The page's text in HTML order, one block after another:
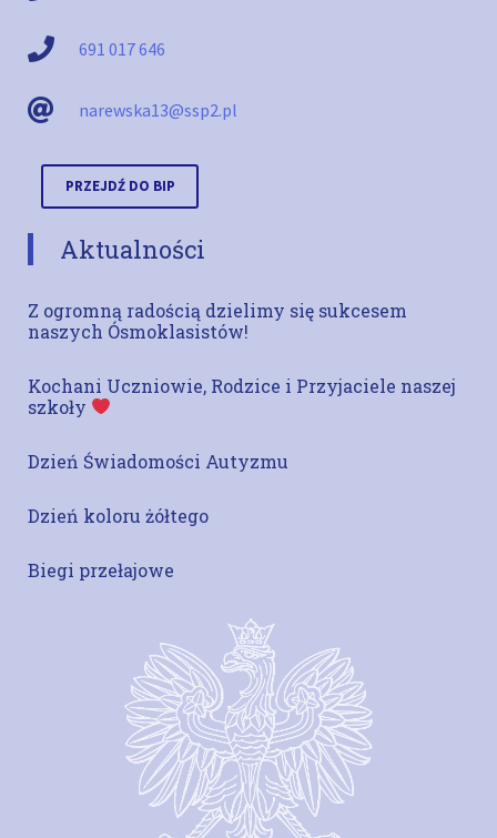
691 017 646
narewska13@ssp2.pl
PRZEJDŹ DO BIP
Aktualności
Z ogromną radością dzielimy się sukcesem
naszych Ósmoklasistów!
Kochani Uczniowie, Rodzice i Przyjaciele naszej
szkoły
Dzień Świadomości Autyzmu
Dzień koloru żółtego
Biegi przełajowe